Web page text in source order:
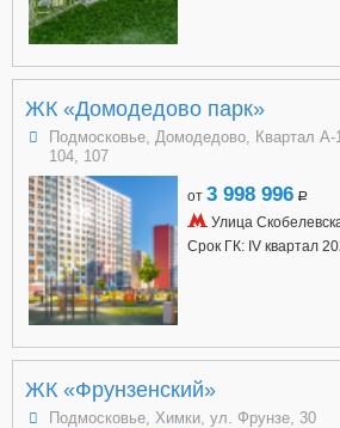
ЖК «Домодедово парк»
Подмосковье, Домодедово, Квартал А-
104, 107
от 3 998 996 a
Улица
Срок ГК: IV квартал
ЖК «Фрунзенский»
Подмосковье, Химки, ул. Фрунзе, 30